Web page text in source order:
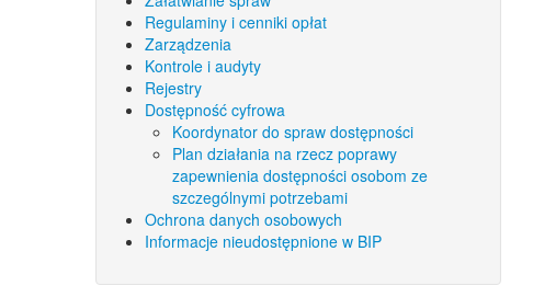
Regulaminy i cenniki opłat
Zarządzenia
Kontrole i audyty
Rejestry
Dostępność cyfrowa
Koordynator do spraw dostępności
Plan działania na rzecz poprawy
zapewnienia dostępności osobom ze
szczególnymi potrzebami
Ochrona danych osobowych
Informacje nieudostępnione w BIP